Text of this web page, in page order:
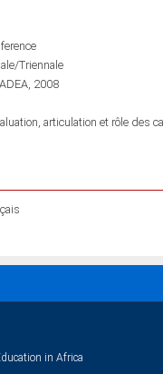
Triennale
2008
articulation et rôle des
in Africa